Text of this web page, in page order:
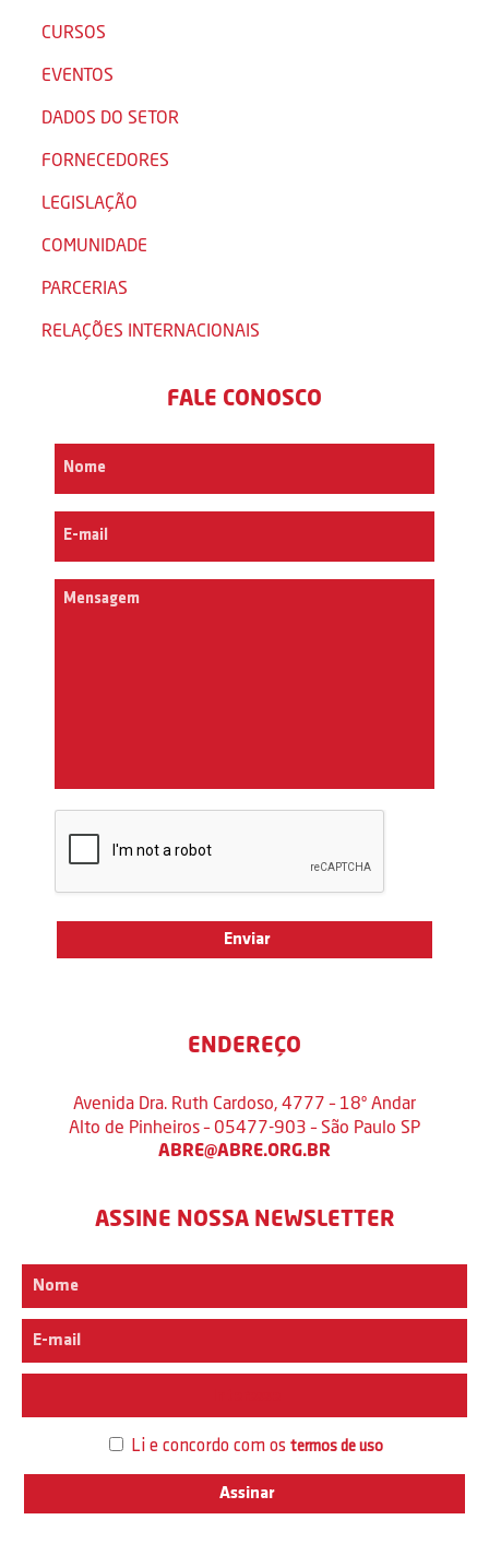
CURSOS
EVENTOS
DADOS DO SETOR
FORNECEDORES
LEGISLAÇÃO
COMUNIDADE
PARCERIAS
RELAÇÕES INTERNACIONAIS
FALE CONOSCO
ENDEREÇO
Avenida Dra. Ruth Cardoso, 4777 – 18º Andar
Alto de Pinheiros – 05477-903 – São Paulo SP
ABRE@ABRE.ORG.BR
ASSINE NOSSA NEWSLETTER
Li e concordo com os termos de uso